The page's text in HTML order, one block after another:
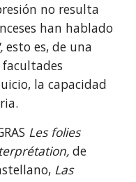
no resulta
han hablado
esto es, de una
la capacidad
Les folies
de
Las